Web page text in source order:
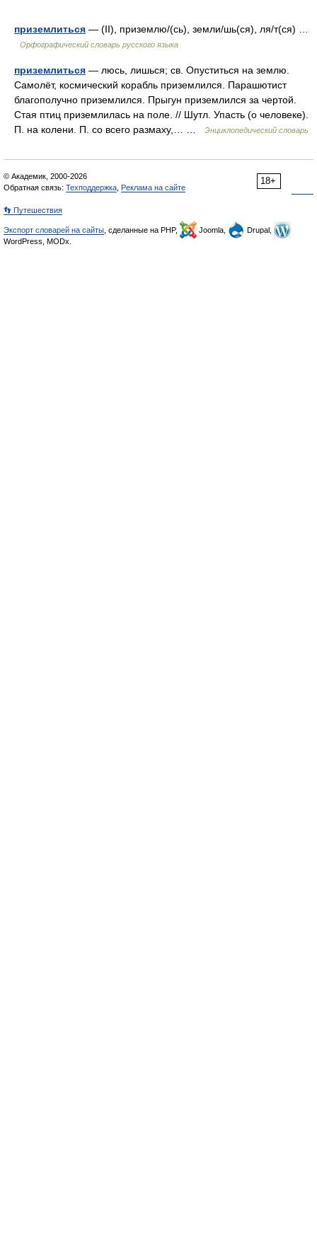
приземлиться — (II), приземлю/(сь), земли/шь(ся), ля/т(ся) …
Орфографический словарь русского языка
приземлиться — люсь, лишься; св. Опуститься на землю.
Самолёт, космический корабль приземлился. Парашютист
благополучно приземлился. Прыгун приземлился за чертой.
Стая птиц приземлилась на поле. // Шутл. Упасть (о человеке).
П. на колени. П. со всего размаху,… …
Энциклопедический словарь
18+
© Академик, 2000-2026
Обратная связь: Техподдержка Реклама на сайте
👣 Путешествия
Экспорт словарей на сайты , сделанные на PHP, Joomla,
Drupal,
WordPress, MODx.